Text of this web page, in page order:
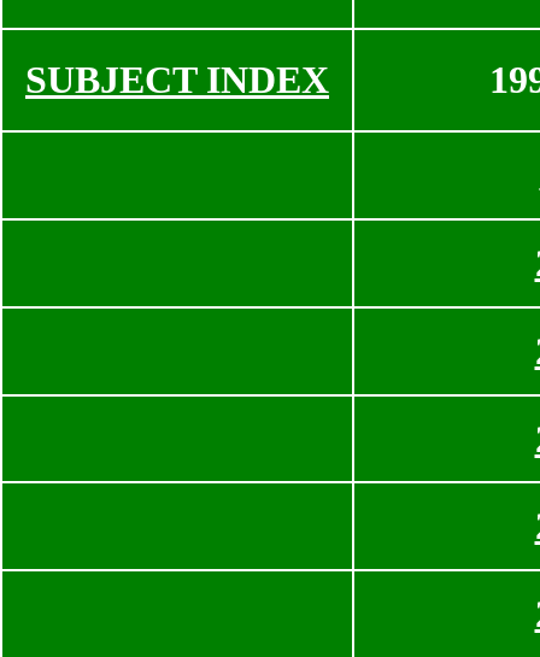
SUBJECT INDEX